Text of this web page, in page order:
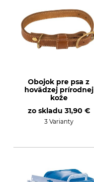
Obojok pre psa z
hovädzej prírodnej
kože
zo skladu 31,90 €
3 Varianty